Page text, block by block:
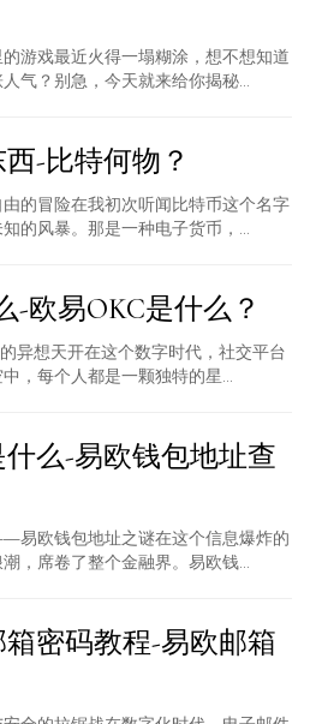
游戏最近火得一塌糊涂，想不想知道
气？别急，今天就来给你揭秘...
-比特何物？
的冒险在我初次听闻比特币这个名字
的风暴。那是一种电子货币，...
-欧易OKC是什么？
异想天开在这个数字时代，社交平台
，每个人都是一颗独特的星...
么-易欧钱包地址查
易欧钱包地址之谜在这个信息爆炸的
，席卷了整个金融界。易欧钱...
密码教程-易欧邮箱